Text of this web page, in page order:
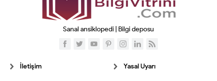
Sanal ansiklopedi | Bilgi deposu
İletişim Yasal Uyarı